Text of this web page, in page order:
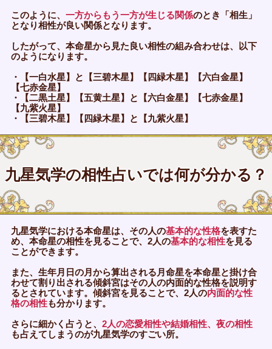
このように、 一方からもう一方が生じる関係のとき「相生」
となり相性が良い関係となります。
したがって、本命星から見た良い相性の組み合わせは、以下
のようになります。
・【一白水星】と【三碧木星】【四緑木星】【六白金星】
【七赤金星】
・【二黒土星】【五黄土星】と【六白金星】【七赤金星】
【九紫火星】
・【三碧木星】【四緑木星】と【九紫火星】
九星気学の相性占いでは何が分かる？
九星気学における本命星は、その人の基本的な性格を表すた
め、本命星の相性を見ることで、2人の基本的な相性を見る
ことができます。
また、生年月日の月から算出される月命星を本命星と掛け合
わせて割り出される傾斜宮はその人の内面的な性格を説明す
るとされています。傾斜宮を見ることで、2人の内面的な性
格の相性も分かります。
さらに細かく占うと、 2人の恋愛相性や結婚相性、夜の相性
も占えてしまうのが九星気学のすごい所。